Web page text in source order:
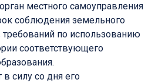
местного самоуправления
соблюдения земельного
требований по использованию
соответствующего
силу со дня его